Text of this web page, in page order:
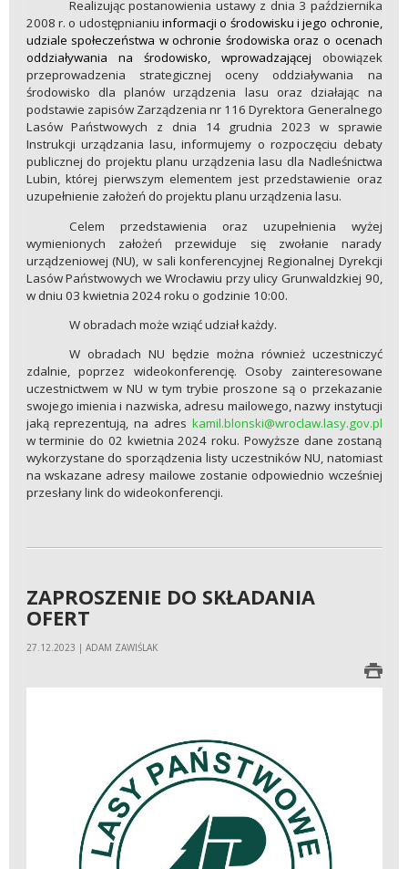
Realizując postanowienia ustawy z dnia 3 października
2008 r. o udostępnianiu informacji o środowisku i jego ochronie,
udziale społeczeństwa w ochronie środowiska oraz o ocenach
oddziaływania na środowisko, wprowadzającej obowiązek
przeprowadzenia strategicznej oceny oddziaływania na
środowisko dla planów urządzenia lasu oraz działając na
podstawie zapisów Zarządzenia nr 116 Dyrektora Generalnego
Lasów Państwowych z dnia 14 grudnia 2023 w sprawie
Instrukcji urządzania lasu, informujemy o rozpoczęciu debaty
publicznej do projektu planu urządzenia lasu dla Nadleśnictwa
Lubin, której pierwszym elementem jest przedstawienie oraz
uzupełnienie założeń do projektu planu urządzenia lasu.
Celem przedstawienia oraz uzupełnienia wyżej
wymienionych założeń przewiduje się zwołanie narady
urządzeniowej (NU), w sali konferencyjnej Regionalnej Dyrekcji
Lasów Państwowych we Wrocławiu przy ulicy Grunwaldzkiej 90,
w dniu 03 kwietnia 2024 roku o godzinie 10:00.
W obradach może wziąć udział każdy.
W obradach NU będzie można również uczestniczyć
zdalnie, poprzez wideokonferencję. Osoby zainteresowane
uczestnictwem w NU w tym trybie proszone są o przekazanie
swojego imienia i nazwiska, adresu mailowego, nazwy instytucji
jaką reprezentują, na adres kamil.blonski@wroclaw.lasy.gov.pl
w terminie do 02 kwietnia 2024 roku. Powyższe dane zostaną
wykorzystane do sporządzenia listy uczestników NU, natomiast
na wskazane adresy mailowe zostanie odpowiednio wcześniej
przesłany link do wideokonferencji.
ZAPROSZENIE DO SKŁADANIA
OFERT
27.12.2023 | ADAM ZAWIŚLAK